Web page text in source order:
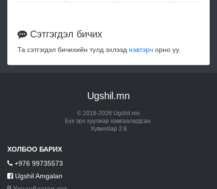
Сэтгэгдэл бичих
Та сэтгэгдэл бичихийн тулд эхлээд нэвтэрч орно уу.
Ugshil.mn
© 2018-2026 Ugshil.mn
Бүх эрх хуулиар хамгаалагдсан.
Хувилбар 2.6
ХОЛБОО БАРИХ
+976 99735573
Ugshil Amgalan